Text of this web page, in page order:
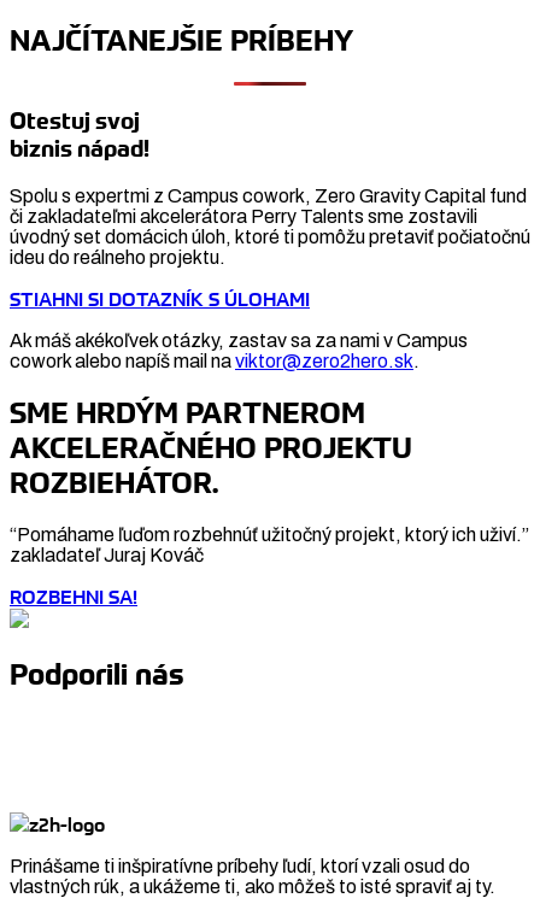
NAJČÍTANEJŠIE PRÍBEHY
Otestuj svoj
biznis nápad!
Spolu s expertmi z Campus cowork, Zero Gravity Capital fund
či zakladateľmi akcelerátora Perry Talents sme zostavili
úvodný set domácich úloh, ktoré ti pomôžu pretaviť počiatočnú
ideu do reálneho projektu.
STIAHNI SI DOTAZNÍK S ÚLOHAMI
Ak máš akékoľvek otázky, zastav sa za nami v Campus
cowork alebo napíš mail naviktor@zero2hero.sk.
SME HRDÝM PARTNEROM
AKCELERAČNÉHO PROJEKTU
ROZBIEHÁTOR.
“Pomáhame ľuďom rozbehnúť užitočný projekt, ktorý ich uživí.”
zakladateľ Juraj Kováč
ROZBEHNI SA!
Podporili nás
Prinášame ti inšpiratívne príbehy ľudí, ktorí vzali osud do
vlastných rúk, a ukážeme ti, ako môžeš to isté spraviť aj ty.